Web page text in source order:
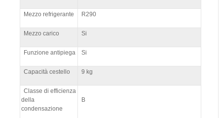
Mezzo refrigerante R290
Mezzo carico Si
Funzione antipiega Si
Capacità cestello 9 kg
Classe di efficienza
della
condensazione
B